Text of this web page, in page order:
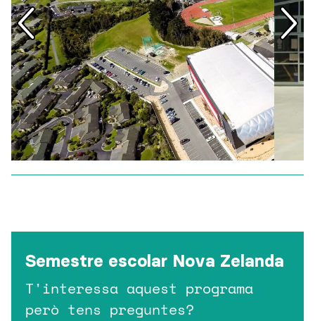
Semestre escolar Nova Zelanda
T'interessa aquest programa
però tens preguntes?